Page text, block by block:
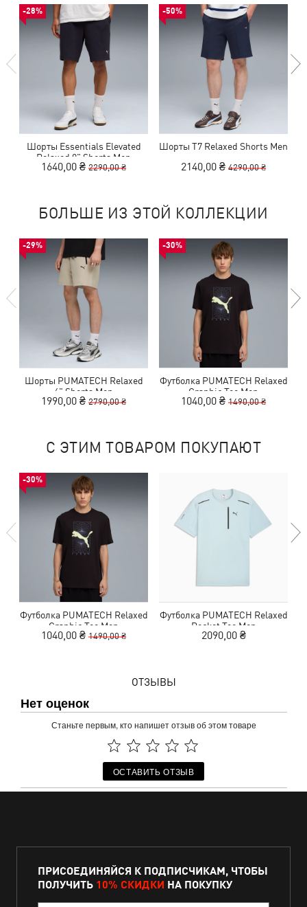
-28%
Шорты Essentials Elevated
Relaxed 9" Shorts Men
1640,00 ₴ 2290,00 ₴
-50%
Шорты T7 Relaxed Shorts Men
2140,00 ₴ 4290,00 ₴
БОЛЬШЕ ИЗ ЭТОЙ КОЛЛЕКЦИИ
-29%
Шорты PUMATECH Relaxed
6" Shorts Men
1990,00 ₴ 2790,00 ₴
-30%
Футболка PUMATECH Relaxed
Graphic Tee Men
1040,00 ₴ 1490,00 ₴
С ЭТИМ ТОВАРОМ ПОКУПАЮТ
-30%
Футболка PUMATECH Relaxed
Graphic Tee Men
1040,00 ₴ 1490,00 ₴
Футболка PUMATECH Relaxed
Pocket Tee Men
2090,00 ₴
ОТЗЫВЫ
Нет оценок
Станьте первым, кто напишет отзыв об этом товаре
ОСТАВИТЬ ОТЗЫВ
ПРИСОЕДИНЯЙСЯ К ПОДПИСЧИКАМ, ЧТОБЫ
ПОЛУЧИТЬ 10% СКИДКИ НА ПОКУПКУ